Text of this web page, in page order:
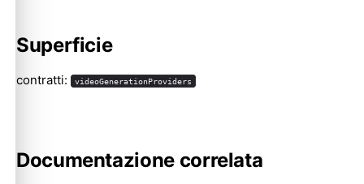
Superficie
contratti: videoGenerationProviders
Documentazione correlata